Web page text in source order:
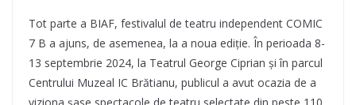
Tot parte a BIAF, festivalul de teatru independent COMIC
7 B a ajuns, de asemenea, la a noua ediție. În perioada 8-
13 septembrie 2024, la Teatrul George Ciprian și în parcul
Centrului Muzeal IC Brătianu, publicul a avut ocazia de a